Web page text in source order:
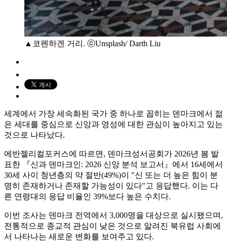
▲코펜하겐 거리. ⓒUnsplash/ Darth Liu
세계에서 가장 세속화된 국가 중 하나로 꼽히는 덴마크에서 젊
은 세대를 중심으로 신앙과 영성에 대한 관심이 높아지고 있는
것으로 나타났다.
에반젤리컬포커스에 따르면, 덴마크성서공회가 2026년 봄 발
표한 『신과 덴마크인: 2026 신앙 분석 보고서』에서 16세에서
30세 사이 청년층의 약 절반(49%)이 "신 또는 더 높은 힘이 분
명히 존재하거나 존재할 가능성이 있다"고 응답했다. 이는 다
른 연령대의 응답 비율인 39%보다 높은 수치다.
이번 조사는 덴마크 전역에서 3,000명을 대상으로 실시됐으며,
전통적으로 종교적 관심이 낮은 것으로 알려진 북유럽 사회에
서 나타나는 새로운 변화를 보여주고 있다.